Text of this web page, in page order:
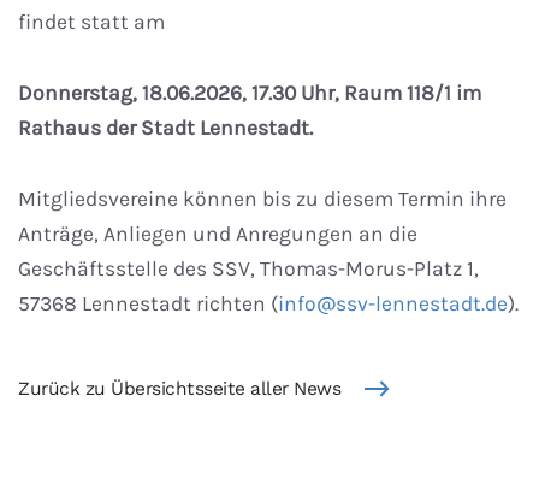
findet statt am
Donnerstag, 18.06.2026, 17.30 Uhr, Raum 118/1 im
Rathaus der Stadt Lennestadt.
Mitgliedsvereine können bis zu diesem Termin ihre
Anträge, Anliegen und Anregungen an die
Geschäftsstelle des SSV, Thomas-Morus-Platz 1,
57368 Lennestadt richten (info@ssv-lennestadt.de).
Zurück zu Übersichtsseite aller News